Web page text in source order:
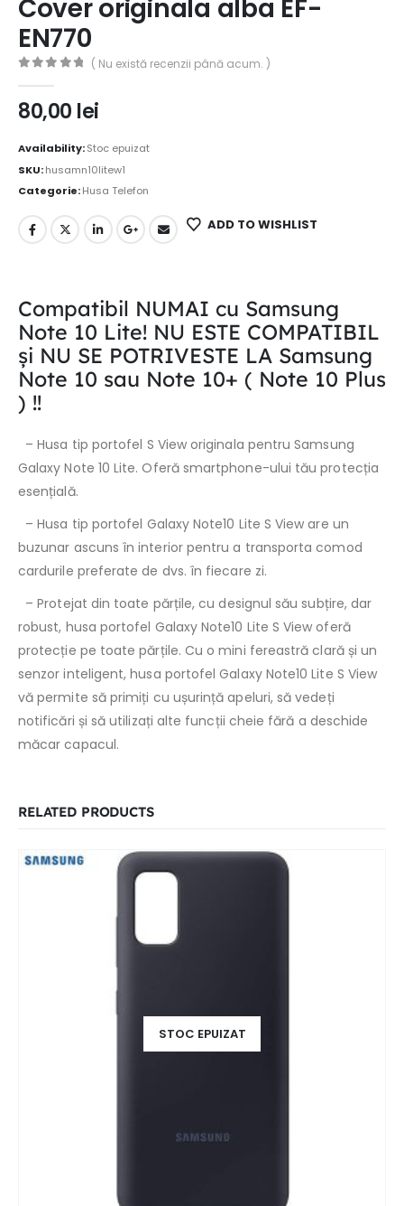
Cover originala alba EF-
EN770
( Nu există recenzii până acum. )
80,00 lei
Availability:Stoc epuizat
SKU:husamn10litew1
Categorie:Husa Telefon
ADD TO WISHLIST
Compatibil NUMAI cu Samsung
Note 10 Lite! NU ESTE COMPATIBIL
și NU SE POTRIVESTE LA Samsung
Note 10 sau Note 10+ ( Note 10 Plus
) !!
–Husa tip portofel S View originala pentru Samsung
Galaxy Note 10 Lite. Oferă smartphone-ului tău protecția
esențială.
– Husa tip portofel Galaxy Note10 Lite S View are un
buzunar ascuns în interior pentru a transporta comod
cardurile preferate de dvs. în fiecare zi.
– Protejat din toate părțile, cu designul său subțire, dar
robust, husa portofel Galaxy Note10 Lite S View oferă
protecție pe toate părțile. Cu o mini fereastră clară și un
senzor inteligent, husa portofel Galaxy Note10 Lite S View
vă permite să primiți cu ușurință apeluri, să vedeți
notificări și să utilizați alte funcții cheie fără a deschide
măcar capacul.
RELATED PRODUCTS
STOC EPUIZAT